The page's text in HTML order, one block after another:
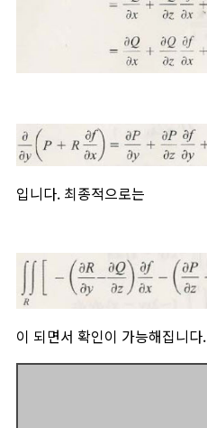
입니다. 최종적으로는
이 되면서 확인이 가능해집니다.